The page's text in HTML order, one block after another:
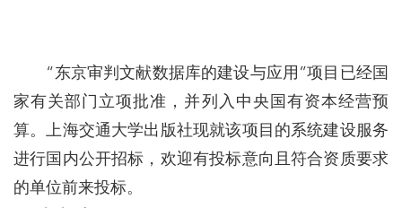
“东京审判文献数据库的建设与应用”项目已经国
家有关部门立项批准，并列入中央国有资本经营预
算。上海交通大学出版社现就该项目的系统建设服务
进行国内公开招标，欢迎有投标意向且符合资质要求
的单位前来投标。